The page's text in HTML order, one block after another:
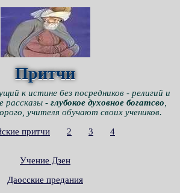
Притчи
к истине без посредников - религий и
рассказы - глубокое духовное богатсво
учителя обучают своих учеников.
притчи
2 3 4
Учение Дзен
Даосские предания